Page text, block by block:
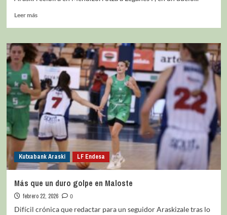
Leer más
Kutxabank Araski LF Endesa
Más que un duro golpe en Maloste
febrero 22, 2026
0
Difícil crónica que redactar para un seguidor Araskizale tras lo